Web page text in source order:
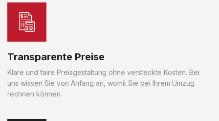
Transparente Preise
Klare und faire Preisgestaltung ohne versteckte Kosten. Bei
uns wissen Sie von Anfang an, womit Sie bei Ihrem Umzug
rechnen können.